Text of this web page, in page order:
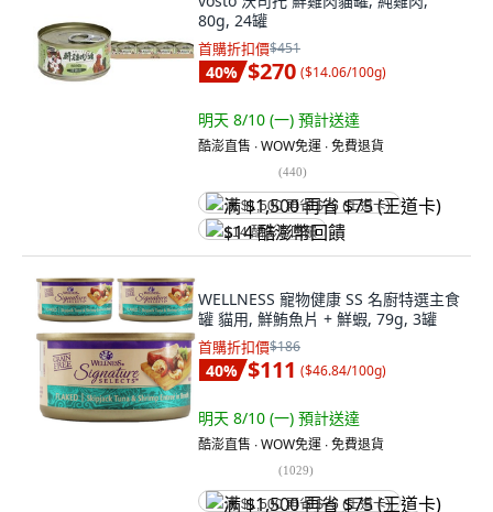
80g, 24罐
首購折扣價$451
40% $270 ($14.06/100g)
明天 8/10 (一) 預計送達
酷澎直售 ∙ WOW免運 ∙ 免費退貨
(440)
满 $1,500 再省 $75 (王道卡)
$14 酷澎幣回饋
WELLNESS 寵物健康 SS 名廚特選主食
罐 貓用, 鮮鮪魚片 + 鮮蝦, 79g, 3罐
首購折扣價$186
40% $111 ($46.84/100g)
明天 8/10 (一) 預計送達
酷澎直售 ∙ WOW免運 ∙ 免費退貨
(1029)
满 $1,500 再省 $75 (王道卡)